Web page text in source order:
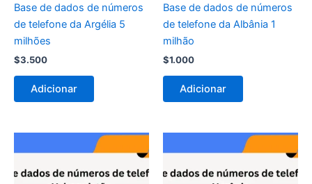
Base de dados de números
de telefone da Argélia 5
milhões
$3.500
Adicionar
Base de dados de números
de telefone da Albânia 1
milhão
$1.000
Adicionar